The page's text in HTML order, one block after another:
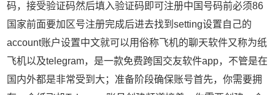
码，接受验证码然后填入验证码即可注册中国号码前必须86
国家前面要加区号注册完成后进去找到setting设置自己的
account账户设置中文就可以用俗称飞机的聊天软件又称为纸
飞机以及telegram，是一款免费跨国交友软件app，不管是在
国内外都是非常受到大；准备阶段确保账号首先，你需要拥